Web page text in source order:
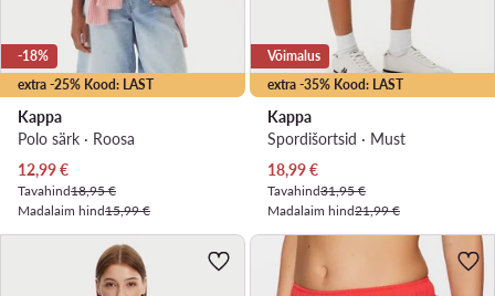
extra -25% Kood: LAST
-18%
Kappa
Polo särk · Roosa
Praegune hind
12,99€
Tavahind18,95 €
Madalaim hind15,99 €
extra -35% Kood: LAST
Võimalus
Kappa
Spordišortsid · Must
Praegune hind
18,99€
Tavahind31,95 €
Madalaim hind21,99 €